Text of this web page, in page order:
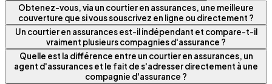
Obtenez-vous, via un courtier en assurances, une meilleure
couverture que si vous souscrivez en ligne ou directement ?
Un courtier en assurances est-il indépendant et compare-t-il
vraiment plusieurs compagnies d'assurance ?
Quelle est la différence entre un courtier en assurances, un
agent d'assurances et le fait de s'adresser directement à une
compagnie d'assurance ?